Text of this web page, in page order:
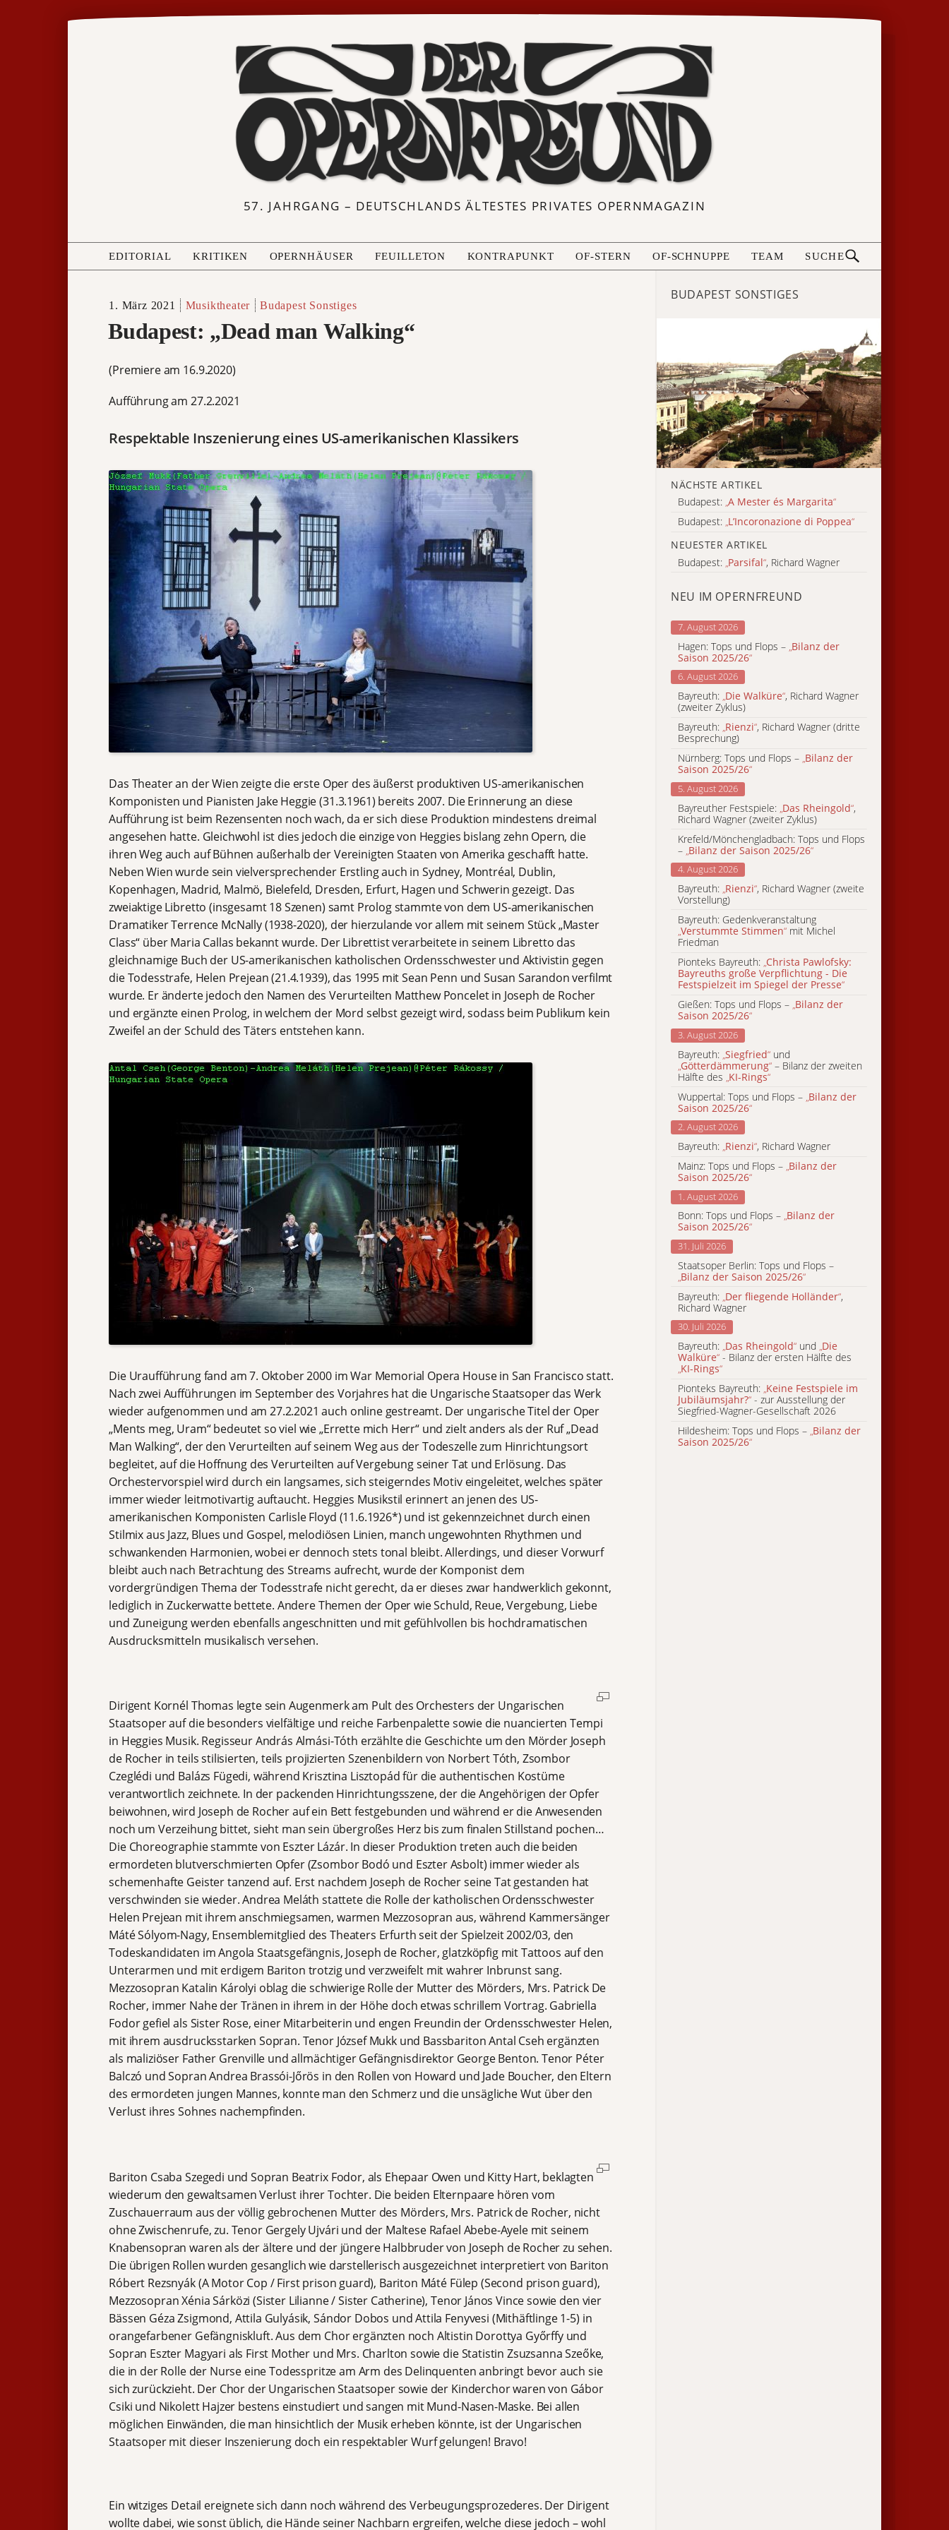
57. JAHRGANG – DEUTSCHLANDS ÄLTESTES PRIVATES OPERNMAGAZIN
EDITORIAL KRITIKEN OPERNHÄUSER FEUILLETON KONTRAPUNKT OF-STERN OF-SCHNUPPE TEAM SUCHE
1. März 2021 Musiktheater Budapest Sonstiges
Budapest: „Dead man Walking“
(Premiere am 16.9.2020)
Aufführung am 27.2.2021
Respektable Inszenierung eines US-amerikanischen Klassikers
Das Theater an der Wien zeigte die erste Oper des äußerst produktiven US-amerikanischen
Komponisten und Pianisten Jake Heggie (31.3.1961) bereits 2007. Die Erinnerung an diese
Aufführung ist beim Rezensenten noch wach, da er sich diese Produktion mindestens dreimal
angesehen hatte. Gleichwohl ist dies jedoch die einzige von Heggies bislang zehn Opern, die
ihren Weg auch auf Bühnen außerhalb der Vereinigten Staaten von Amerika geschafft hatte.
Neben Wien wurde sein vielversprechender Erstling auch in Sydney, Montréal, Dublin,
Kopenhagen, Madrid, Malmö, Bielefeld, Dresden, Erfurt, Hagen und Schwerin gezeigt. Das
zweiaktige Libretto (insgesamt 18 Szenen) samt Prolog stammte von dem US-amerikanischen
Dramatiker Terrence McNally (1938-2020), der hierzulande vor allem mit seinem Stück „Master
Class“ über Maria Callas bekannt wurde. Der Librettist verarbeitete in seinem Libretto das
gleichnamige Buch der US-amerikanischen katholischen Ordensschwester und Aktivistin gegen
die Todesstrafe, Helen Prejean (21.4.1939), das 1995 mit Sean Penn und Susan Sarandon verfilmt
wurde. Er änderte jedoch den Namen des Verurteilten Matthew Poncelet in Joseph de Rocher
und ergänzte einen Prolog, in welchem der Mord selbst gezeigt wird, sodass beim Publikum kein
Zweifel an der Schuld des Täters entstehen kann.
Die Uraufführung fand am 7. Oktober 2000 im War Memorial Opera House in San Francisco statt.
Nach zwei Aufführungen im September des Vorjahres hat die Ungarische Staatsoper das Werk
wieder aufgenommen und am 27.2.2021 auch online gestreamt. Der ungarische Titel der Oper
„Ments meg, Uram“ bedeutet so viel wie „Errette mich Herr“ und zielt anders als der Ruf „Dead
Man Walking“, der den Verurteilten auf seinem Weg aus der Todeszelle zum Hinrichtungsort
begleitet, auf die Hoffnung des Verurteilten auf Vergebung seiner Tat und Erlösung. Das
Orchestervorspiel wird durch ein langsames, sich steigerndes Motiv eingeleitet, welches später
immer wieder leitmotivartig auftaucht. Heggies Musikstil erinnert an jenen des US-
amerikanischen Komponisten Carlisle Floyd (11.6.1926*) und ist gekennzeichnet durch einen
Stilmix aus Jazz, Blues und Gospel, melodiösen Linien, manch ungewohnten Rhythmen und
schwankenden Harmonien, wobei er dennoch stets tonal bleibt. Allerdings, und dieser Vorwurf
bleibt auch nach Betrachtung des Streams aufrecht, wurde der Komponist dem
vordergründigen Thema der Todesstrafe nicht gerecht, da er dieses zwar handwerklich gekonnt,
lediglich in Zuckerwatte bettete. Andere Themen der Oper wie Schuld, Reue, Vergebung, Liebe
und Zuneigung werden ebenfalls angeschnitten und mit gefühlvollen bis hochdramatischen
Ausdrucksmitteln musikalisch versehen.
Dirigent Kornél Thomas legte sein Augenmerk am Pult des Orchesters der Ungarischen
Staatsoper auf die besonders vielfältige und reiche Farbenpalette sowie die nuancierten Tempi
in Heggies Musik. Regisseur András Almási-Tóth erzählte die Geschichte um den Mörder Joseph
de Rocher in teils stilisierten, teils projizierten Szenenbildern von Norbert Tóth, Zsombor
Czeglédi und Balázs Fügedi, während Krisztina Lisztopád für die authentischen Kostüme
verantwortlich zeichnete. In der packenden Hinrichtungsszene, der die Angehörigen der Opfer
beiwohnen, wird Joseph de Rocher auf ein Bett festgebunden und während er die Anwesenden
noch um Verzeihung bittet, sieht man sein übergroßes Herz bis zum finalen Stillstand pochen…
Die Choreographie stammte von Eszter Lázár. In dieser Produktion treten auch die beiden
ermordeten blutverschmierten Opfer (Zsombor Bodó und Eszter Asbolt) immer wieder als
schemenhafte Geister tanzend auf. Erst nachdem Joseph de Rocher seine Tat gestanden hat
verschwinden sie wieder. Andrea Meláth stattete die Rolle der katholischen Ordensschwester
Helen Prejean mit ihrem anschmiegsamen, warmen Mezzosopran aus, während Kammersänger
Máté Sólyom-Nagy, Ensemblemitglied des Theaters Erfurth seit der Spielzeit 2002/03, den
Todeskandidaten im Angola Staatsgefängnis, Joseph de Rocher, glatzköpfig mit Tattoos auf den
Unterarmen und mit erdigem Bariton trotzig und verzweifelt mit wahrer Inbrunst sang.
Mezzosopran Katalin Károlyi oblag die schwierige Rolle der Mutter des Mörders, Mrs. Patrick De
Rocher, immer Nahe der Tränen in ihrem in der Höhe doch etwas schrillem Vortrag. Gabriella
Fodor gefiel als Sister Rose, einer Mitarbeiterin und engen Freundin der Ordensschwester Helen,
mit ihrem ausdrucksstarken Sopran. Tenor József Mukk und Bassbariton Antal Cseh ergänzten
als maliziöser Father Grenville und allmächtiger Gefängnisdirektor George Benton. Tenor Péter
Balczó und Sopran Andrea Brassói-Jőrös in den Rollen von Howard und Jade Boucher, den Eltern
des ermordeten jungen Mannes, konnte man den Schmerz und die unsägliche Wut über den
Verlust ihres Sohnes nachempfinden.
Bariton Csaba Szegedi und Sopran Beatrix Fodor, als Ehepaar Owen und Kitty Hart, beklagten
wiederum den gewaltsamen Verlust ihrer Tochter. Die beiden Elternpaare hören vom
Zuschauerraum aus der völlig gebrochenen Mutter des Mörders, Mrs. Patrick de Rocher, nicht
ohne Zwischenrufe, zu. Tenor Gergely Ujvári und der Maltese Rafael Abebe-Ayele mit seinem
Knabensopran waren als der ältere und der jüngere Halbbruder von Joseph de Rocher zu sehen.
Die übrigen Rollen wurden gesanglich wie darstellerisch ausgezeichnet interpretiert von Bariton
Róbert Rezsnyák (A Motor Cop / First prison guard), Bariton Máté Fülep (Second prison guard),
Mezzosopran Xénia Sárközi (Sister Lilianne / Sister Catherine), Tenor János Vince sowie den vier
Bässen Géza Zsigmond, Attila Gulyásik, Sándor Dobos und Attila Fenyvesi (Mithäftlinge 1-5) in
orangefarbener Gefängniskluft. Aus dem Chor ergänzten noch Altistin Dorottya Győrffy und
Sopran Eszter Magyari als First Mother und Mrs. Charlton sowie die Statistin Zsuzsanna Szeőke,
die in der Rolle der Nurse eine Todesspritze am Arm des Delinquenten anbringt bevor auch sie
sich zurückzieht. Der Chor der Ungarischen Staatsoper sowie der Kinderchor waren von Gábor
Csiki und Nikolett Hajzer bestens einstudiert und sangen mit Mund-Nasen-Maske. Bei allen
möglichen Einwänden, die man hinsichtlich der Musik erheben könnte, ist der Ungarischen
Staatsoper mit dieser Inszenierung doch ein respektabler Wurf gelungen! Bravo!
Ein witziges Detail ereignete sich dann noch während des Verbeugungsprozederes. Der Dirigent
wollte dabei, wie sonst üblich, die Hände seiner Nachbarn ergreifen, welche diese jedoch – wohl
BUDAPEST SONSTIGES
NÄCHSTE ARTIKEL
Budapest: „A Mester és Margarita“
Budapest: „L’Incoronazione di Poppea“
NEUESTER ARTIKEL
Budapest: Parsifal“, Richard Wagner
NEU IM OPERNFREUND
7. August 2026
Hagen: Tops und Flops – Bilanz der
Saison 2025/26“
6. August 2026
Bayreuth: „Die Walküre“, Richard Wagner
(zweiter Zyklus)
Bayreuth: „Rienzi“, Richard Wagner (dritte
Besprechung)
Nürnberg: Tops und Flops – „Bilanz der
Saison 2025/26“
5. August 2026
Bayreuther Festspiele: Das Rheingold“,
Richard Wagner (zweiter Zyklus)
Krefeld/Mönchengladbach: Tops und Flops
– Bilanz der Saison 2025/26“
4. August 2026
Bayreuth: „Rienzi“, Richard Wagner (zweite
Vorstellung)
Bayreuth: Gedenkveranstaltung
„Verstummte Stimmen“ mit Michel
Friedman
Pionteks Bayreuth: „Christa Pawlofsky:
Bayreuths große Verpflichtung - Die
Festspielzeit im Spiegel der Presse“
Gießen: Tops und Flops – „Bilanz der
Saison 2025/26“
3. August 2026
Bayreuth: „Siegfried“ und
Götterdämmerung“ – Bilanz der zweiten
Hälfte des KI-Rings“
Wuppertal: Tops und Flops – „Bilanz der
Saison 2025/26“
2. August 2026
Bayreuth: „Rienzi“, Richard Wagner
Mainz: Tops und Flops – „Bilanz der
Saison 2025/26“
1. August 2026
Bonn: Tops und Flops – „Bilanz der
Saison 2025/26“
31. Juli 2026
Staatsoper Berlin: Tops und Flops –
Bilanz der Saison 2025/26“
Bayreuth: Der fliegende Holländer“,
Richard Wagner
30. Juli 2026
Bayreuth: „Das Rheingold“ und „Die
Walküre“ - Bilanz der ersten Hälfte des
„KI-Rings“
Pionteks Bayreuth: „Keine Festspiele im
Jubiläumsjahr?“ - zur Ausstellung der
Siegfried-Wagner-Gesellschaft 2026
Hildesheim: Tops und Flops – „Bilanz der
Saison 2025/26“